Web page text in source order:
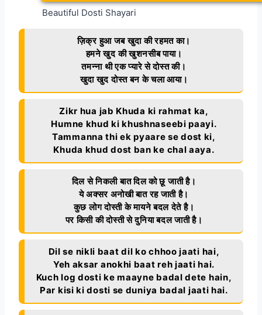
Beautiful Dosti Shayari
ज़िक्र हुआ जब खुदा की रहमत का।
हमने खुद की खुशनसीब पाया।
तमन्ना थी एक प्यारे से दोस्त की।
खुदा खुद दोस्त बन के चला आया।
Zikr hua jab Khuda ki rahmat ka,
Humne khud ki khushnaseebi paayi.
Tammanna thi ek pyaare se dost ki,
Khuda khud dost ban ke chal aaya.
दिल से निकली बात दिल को छू जाती है।
ये अक्सर अनोखी बात रह जाती है।
कुछ लोग दोस्ती के मायने बदल देते है।
पर किसी की दोस्ती से दुनिया बदल जाती है।
Dil se nikli baat dil ko chhoo jaati hai,
Yeh aksar anokhi baat reh jaati hai.
Kuch log dosti ke maayne badal dete hain,
Par kisi ki dosti se duniya badal jaati hai.